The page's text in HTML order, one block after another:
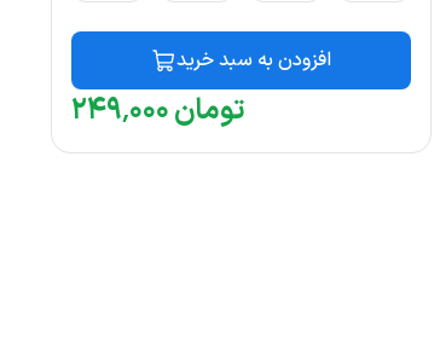
افزودن به سبد خرید
۲۴۹٬۰۰۰تومان